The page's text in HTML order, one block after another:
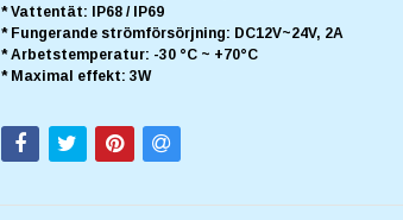
* Vattentät: IP68 / IP69
* Fungerande strömförsörjning: DC12V~24V, 2A
* Arbetstemperatur: -30 °C ~ +70°C
* Maximal effekt: 3W